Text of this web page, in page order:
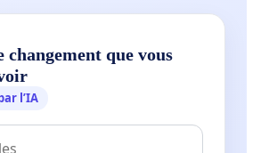
changement que vous
l’IA